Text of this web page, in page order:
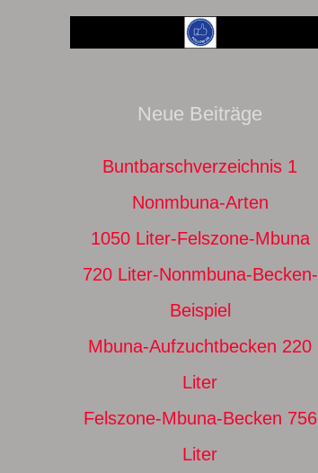
Neue Beiträge
Buntbarschverzeichnis 1
Nonmbuna-Arten
1050 Liter-Felszone-Mbuna
720 Liter-Nonmbuna-Becken-
Beispiel
Mbuna-Aufzuchtbecken 220
Liter
Felszone-Mbuna-Becken 756
Liter